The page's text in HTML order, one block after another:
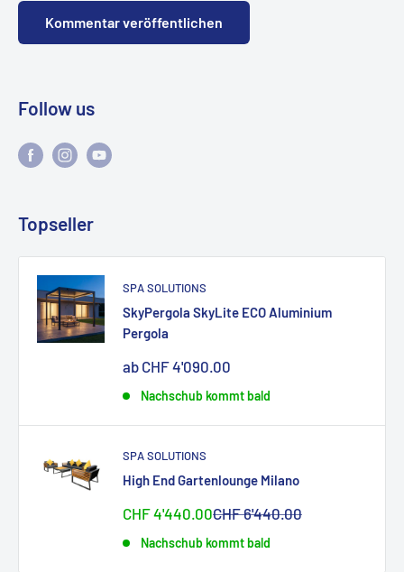
Kommentar veröffentlichen
Follow us
Topseller
SPA SOLUTIONS
SkyPergola SkyLite ECO Aluminium
Pergola
Sonderpreis
ab CHF 4'090.00
Nachschub kommt bald
SPA SOLUTIONS
High End Gartenlounge Milano
Sonderpreis
CHF 4'440.00Normalpreis
CHF 6'440.00
Nachschub kommt bald